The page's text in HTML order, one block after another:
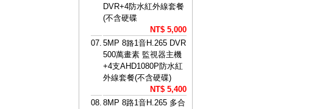
DVR+4防水紅外線套餐
(不含硬碟
NT$ 5,000
07. 5MP 8路1音H.265 DVR
500萬畫素 監視器主機
+4支AHD1080P防水紅
外線套餐(不含硬碟)
NT$ 5,400
08. 8MP 8路1音H.265 多合